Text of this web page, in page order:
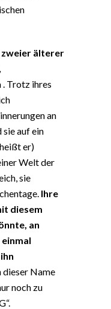
zweier älterer
. Trotz ihres
an
auf ein
er)
Welt der
sie
Ihre
diesem
an
dieser Name
noch zu